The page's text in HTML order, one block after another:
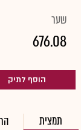
שער
676.08
הוסף לתיק
תמצית